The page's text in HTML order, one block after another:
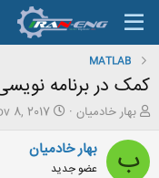
MATLAB
کمک در برنامه
ش
و
ع
بهار خادمیان
ت
ر
ی
8, 2017
ب بهار خادمیان
عضو جدید